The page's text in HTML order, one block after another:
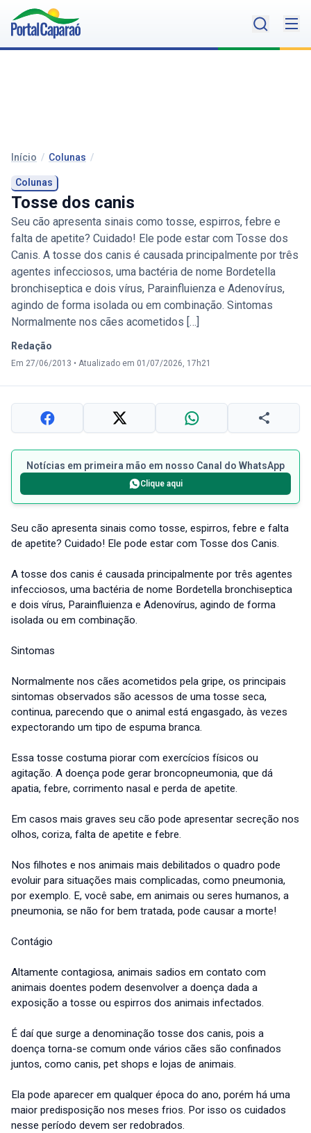
Início / Colunas /
Colunas
Tosse dos canis
Seu cão apresenta sinais como tosse, espirros, febre e
falta de apetite? Cuidado! Ele pode estar com Tosse dos
Canis. A tosse dos canis é causada principalmente por três
agentes infecciosos, uma bactéria de nome Bordetella
bronchiseptica e dois vírus, Parainfluienza e Adenovírus,
agindo de forma isolada ou em combinação. Sintomas
Normalmente nos cães acometidos […]
Redação
Em 27/06/2013 • Atualizado em 01/07/2026, 17h21
Notícias em primeira mão em nosso Canal do WhatsApp
Clique aqui
Seu cão apresenta sinais como tosse, espirros, febre e falta
de apetite? Cuidado! Ele pode estar com Tosse dos Canis.
A tosse dos canis é causada principalmente por três agentes
infecciosos, uma bactéria de nome Bordetella bronchiseptica
e dois vírus, Parainfluienza e Adenovírus, agindo de forma
isolada ou em combinação.
Sintomas
Normalmente nos cães acometidos pela gripe, os principais
sintomas observados são acessos de uma tosse seca,
continua, parecendo que o animal está engasgado, às vezes
expectorando um tipo de espuma branca.
Essa tosse costuma piorar com exercícios físicos ou
agitação. A doença pode gerar broncopneumonia, que dá
apatia, febre, corrimento nasal e perda de apetite.
Em casos mais graves seu cão pode apresentar secreção nos
olhos, coriza, falta de apetite e febre.
Nos filhotes e nos animais mais debilitados o quadro pode
evoluir para situações mais complicadas, como pneumonia,
por exemplo. E, você sabe, em animais ou seres humanos, a
pneumonia, se não for bem tratada, pode causar a morte!
Contágio
Altamente contagiosa, animais sadios em contato com
animais doentes podem desenvolver a doença dada a
exposição a tosse ou espirros dos animais infectados.
É daí que surge a denominação tosse dos canis, pois a
doença torna-se comum onde vários cães são confinados
juntos, como canis, pet shops e lojas de animais.
Ela pode aparecer em qualquer época do ano, porém há uma
maior predisposição nos meses frios. Por isso os cuidados
nesse período devem ser redobrados.